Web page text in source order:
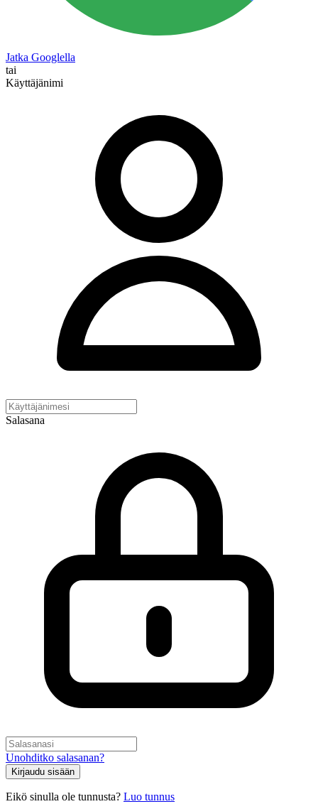
Jatka Googlella
tai
Käyttäjänimi
Salasana
Unohditko salasanan?
Kirjaudu sisään
Eikö sinulla ole tunnusta? Luo tunnus